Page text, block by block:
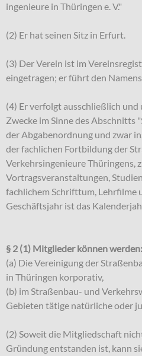
ingenieure in Thüringen e. V."
(2) Er hat seinen Sitz in Erfurt.
(3) Der Verein ist im
eingetragen; er führt den
(4) Er verfolgt ausschließlich
Zwecke im Sinne des Abschnitts
der Abgabenordnung und zwar
der fachlichen Fortbildung der
Verkehrsingenieure Thüringens,
Vortragsveranstaltungen,
fachlichem Schrifttum, Lehrfilme
Geschäftsjahr ist das
§ 2 (1) Mitglieder können werden:
(a) Die Vereinigung der
in Thüringen korporativ,
(b) im Straßenbau- und
Gebieten tätige natürliche oder
(2) Soweit die Mitgliedschaft
Gründung entstanden ist, kann